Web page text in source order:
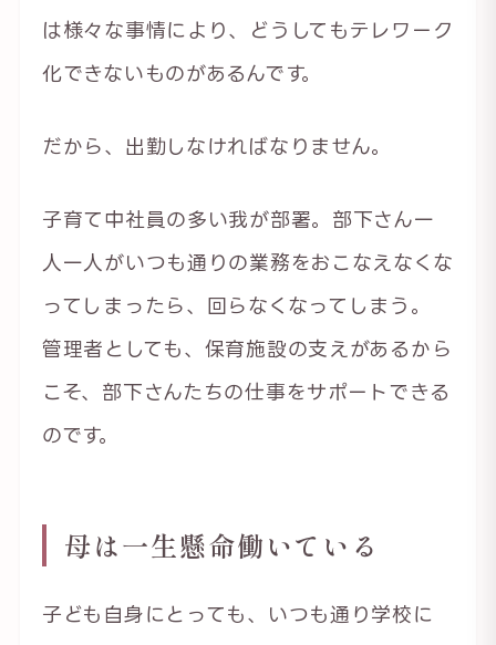
は様々な事情により、どうしてもテレワーク
化できないものがあるんです。
だから、出勤しなければなりません。
子育て中社員の多い我が部署。部下さん一
人一人がいつも通りの業務をおこなえなくな
ってしまったら、回らなくなってしまう。
管理者としても、保育施設の支えがあるから
こそ、部下さんたちの仕事をサポートできる
のです。
母は一生懸命働いている
子ども自身にとっても、いつも通り学校に